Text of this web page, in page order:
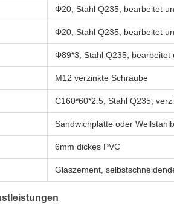
Φ20, Stahl Q235, bearbeitet
Φ20, Stahl Q235, bearbeitet
Φ89*3, Stahl Q235, bearbeitet
M12 verzinkte Schraube
C160*60*2.5, Stahl Q235,
Sandwichplatte oder
6mm dickes PVC
Glaszement,